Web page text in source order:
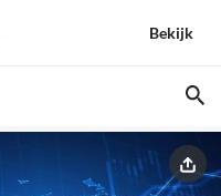
Bekijk